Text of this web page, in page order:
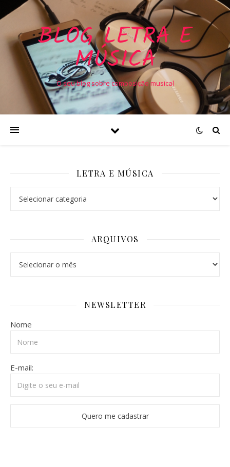
BLOG LETRA E
MÚSICA
O seu blog sobre composição musical
LETRA E MÚSICA
ARQUIVOS
NEWSLETTER
Nome
E-mail: